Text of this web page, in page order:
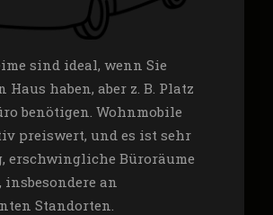
sind ideal, wenn Sie
Haus haben, aber z. B. Platz
benötigen. Wohnmobile
preiswert, und es ist sehr
erschwingliche Büroräume
insbesondere an
Standorten.